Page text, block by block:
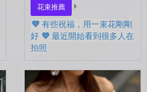
花束推薦
💜 有些祝福，用一束花剛剛
好 💜 最近開始看到很多人在
拍照
💜 有些祝福，用一束花剛剛
好 💜 最近開始看到很多人